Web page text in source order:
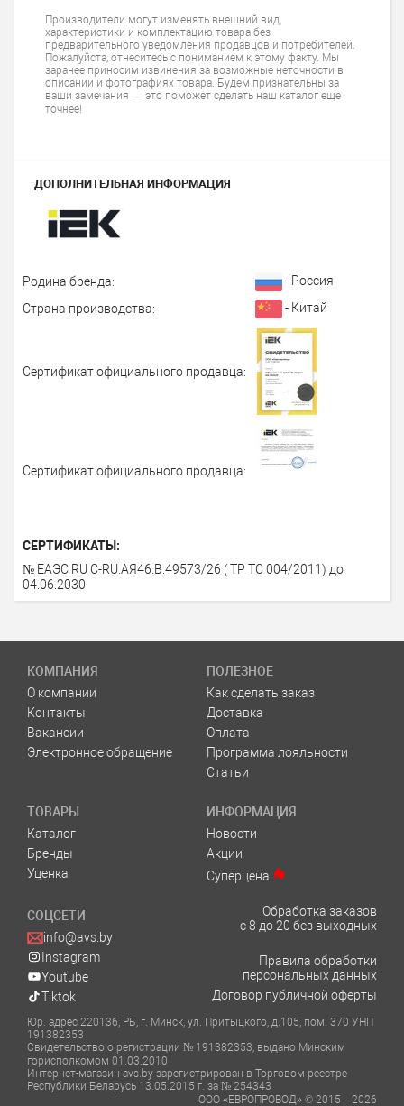
Производители могут изменять внешний вид,
характеристики и комплектацию товара без
предварительного уведомления продавцов и потребителей.
Пожалуйста, отнеситесь с пониманием к этому факту. Мы
заранее приносим извинения за возможные неточности в
описании и фотографиях товара. Будем признательны за
ваши замечания — это поможет сделать наш каталог еще
точнее!
ДОПОЛНИТЕЛЬНАЯ ИНФОРМАЦИЯ
Родина бренда:
- Россия
Страна производства:
- Китай
Сертификат официального продавца:
Сертификат официального продавца:
СЕРТИФИКАТЫ:
№ ЕАЭС RU С-RU.AЯ46.B.49573/26 ( ТР ТС 004/2011) до
04.06.2030
КОМПАНИЯ
О компании
Контакты
Вакансии
Электронное обращение
ПОЛЕЗНОЕ
Как сделать заказ
Доставка
Оплата
Программа лояльности
Статьи
ТОВАРЫ
Каталог
Бренды
Уценка
ИНФОРМАЦИЯ
Новости
Акции
Суперцена
СОЦСЕТИ
info@avs.by
Instagram
Youtube
Tiktok
Обработка заказов
с 8 до 20 без выходных
Правила обработки
персональных данных
Договор публичной оферты
Юр. адрес 220136, РБ, г. Минск, ул. Притыцкого, д.105, пом. 370 УНП
191382353
Свидетельство о регистрации № 191382353, выдано Минским
горисполкомом 01.03.2010
Интернет-магазин avs.by зарегистрирован в Торговом реестре
Республики Беларусь 13.05.2015 г. за № 254343
ООО «ЕВРОПРОВОД» © 2015—2026